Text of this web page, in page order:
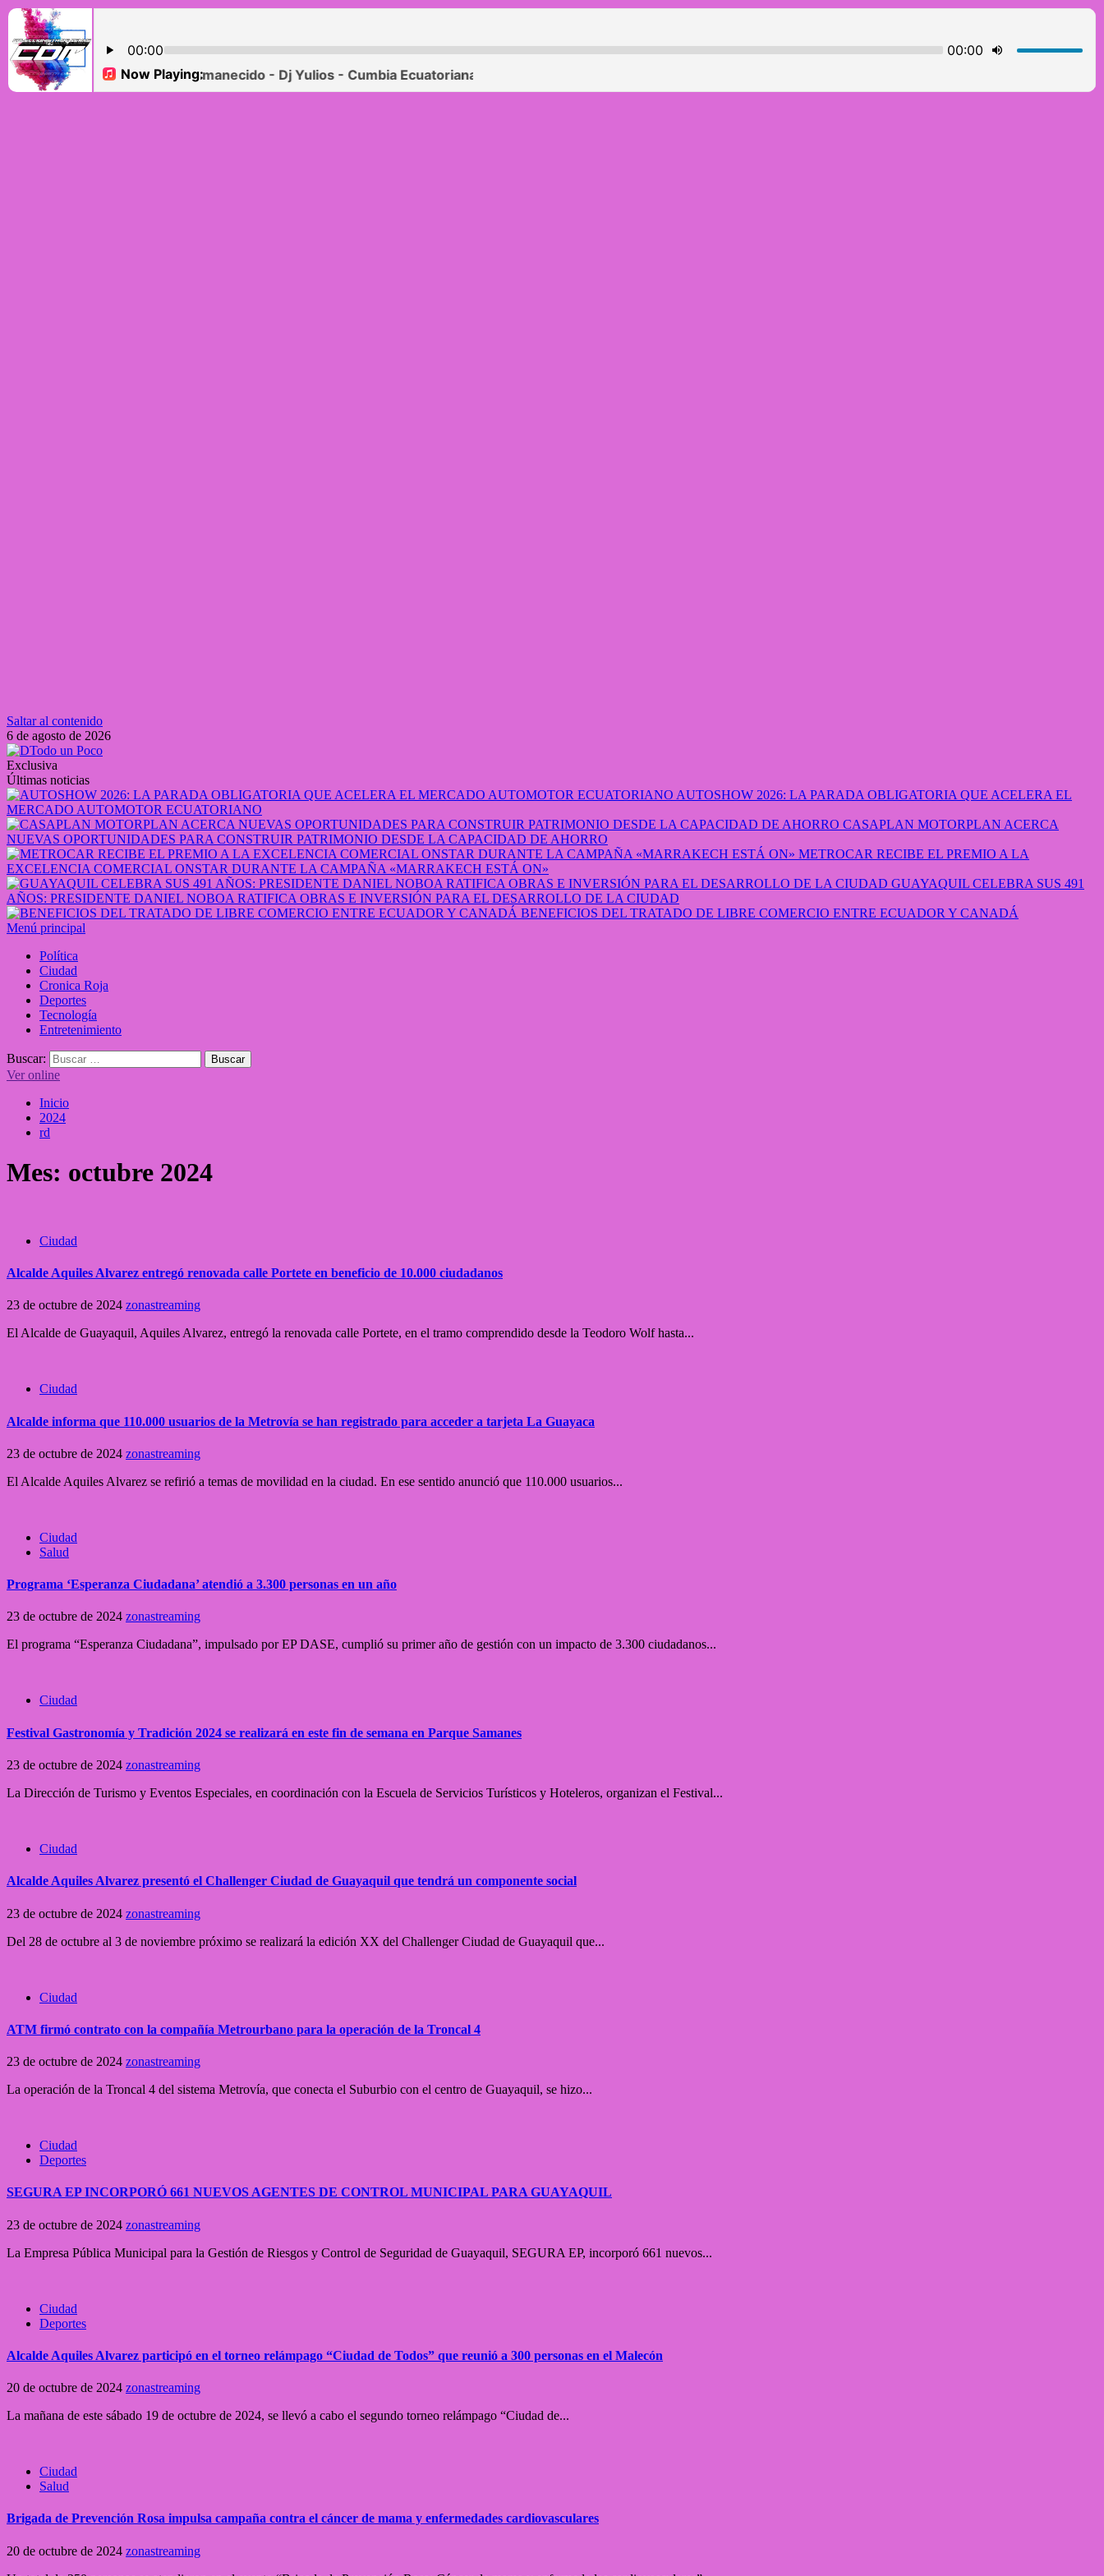
Saltar al contenido
6 de agosto de 2026
Exclusiva
Últimas noticias
AUTOSHOW 2026: LA PARADA OBLIGATORIA QUE ACELERA EL
MERCADO AUTOMOTOR ECUATORIANO
CASAPLAN MOTORPLAN ACERCA
NUEVAS OPORTUNIDADES PARA CONSTRUIR PATRIMONIO DESDE LA CAPACIDAD DE AHORRO
METROCAR RECIBE EL PREMIO A LA
EXCELENCIA COMERCIAL ONSTAR DURANTE LA CAMPAÑA «MARRAKECH ESTÁ ON»
GUAYAQUIL CELEBRA SUS 491
AÑOS: PRESIDENTE DANIEL NOBOA RATIFICA OBRAS E INVERSIÓN PARA EL DESARROLLO DE LA CIUDAD
BENEFICIOS DEL TRATADO DE LIBRE COMERCIO ENTRE ECUADOR Y CANADÁ
Menú principal
Política
Ciudad
Cronica Roja
Deportes
Tecnología
Entretenimiento
Buscar:
Ver online
Inicio
2024
rd
Mes: octubre 2024
Ciudad
Alcalde Aquiles Alvarez entregó renovada calle Portete en beneficio de 10.000 ciudadanos
23 de octubre de 2024 zonastreaming
El Alcalde de Guayaquil, Aquiles Alvarez, entregó la renovada calle Portete, en el tramo comprendido desde la Teodoro Wolf hasta...
Ciudad
Alcalde informa que 110.000 usuarios de la Metrovía se han registrado para acceder a tarjeta La Guayaca
23 de octubre de 2024 zonastreaming
El Alcalde Aquiles Alvarez se refirió a temas de movilidad en la ciudad. En ese sentido anunció que 110.000 usuarios...
Ciudad
Salud
Programa ‘Esperanza Ciudadana’ atendió a 3.300 personas en un año
23 de octubre de 2024 zonastreaming
El programa “Esperanza Ciudadana”, impulsado por EP DASE, cumplió su primer año de gestión con un impacto de 3.300 ciudadanos...
Ciudad
Festival Gastronomía y Tradición 2024 se realizará en este fin de semana en Parque Samanes
23 de octubre de 2024 zonastreaming
La Dirección de Turismo y Eventos Especiales, en coordinación con la Escuela de Servicios Turísticos y Hoteleros, organizan el Festival...
Ciudad
Alcalde Aquiles Alvarez presentó el Challenger Ciudad de Guayaquil que tendrá un componente social
23 de octubre de 2024 zonastreaming
Del 28 de octubre al 3 de noviembre próximo se realizará la edición XX del Challenger Ciudad de Guayaquil que...
Ciudad
ATM firmó contrato con la compañía Metrourbano para la operación de la Troncal 4
23 de octubre de 2024 zonastreaming
La operación de la Troncal 4 del sistema Metrovía, que conecta el Suburbio con el centro de Guayaquil, se hizo...
Ciudad
Deportes
SEGURA EP INCORPORÓ 661 NUEVOS AGENTES DE CONTROL MUNICIPAL PARA GUAYAQUIL
23 de octubre de 2024 zonastreaming
La Empresa Pública Municipal para la Gestión de Riesgos y Control de Seguridad de Guayaquil, SEGURA EP, incorporó 661 nuevos...
Ciudad
Deportes
Alcalde Aquiles Alvarez participó en el torneo relámpago “Ciudad de Todos” que reunió a 300 personas en el Malecón
20 de octubre de 2024 zonastreaming
La mañana de este sábado 19 de octubre de 2024, se llevó a cabo el segundo torneo relámpago “Ciudad de...
Ciudad
Salud
Brigada de Prevención Rosa impulsa campaña contra el cáncer de mama y enfermedades cardiovasculares
20 de octubre de 2024 zonastreaming